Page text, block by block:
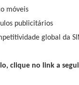
móveis
publicitários
global da
clique no link a